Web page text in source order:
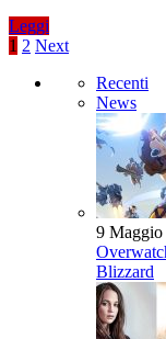
Leggi
1 2 Next
Recenti
News
9 Maggio
Blizzard